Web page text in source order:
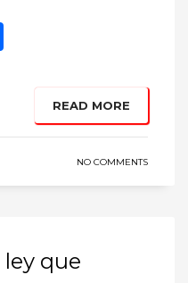
READ MORE
NO COMMENTS
que